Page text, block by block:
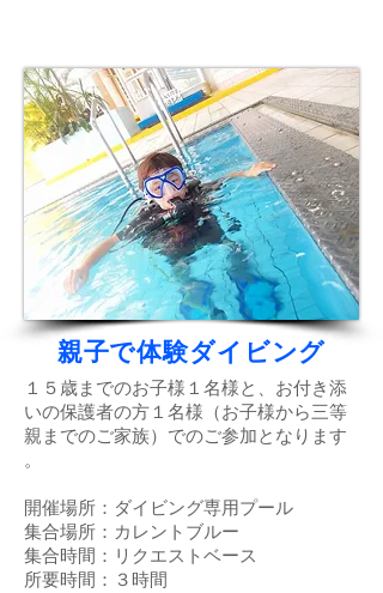
親子で体験ダイビング
１５歳までのお子様１名様と、お付き添
いの保護者の方１名様（お子様から三等
親までのご家族）でのご参加となります​
。
開催場所：ダイビング専用プール
集合場所：カレントブルー
集合時間：リクエストベース
所要時間：３時間